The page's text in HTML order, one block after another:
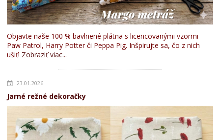
Objavte naše 100 % bavlnené plátna s licencovanými vzormi
Paw Patrol, Harry Potter či Peppa Pig. Inšpirujte sa, čo z nich
ušiť! Zobraziť viac...
23.01.2026
Jarné režné dekoračky